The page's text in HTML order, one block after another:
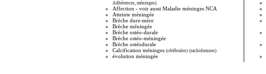
Adhérences, méninges)
Affection - voir aussi Maladie méninges NCA
Atteinte méningée
Brèche dure-mère
Brèche méningée
Brèche ostéo-durale
Brèche ostéo-méningée
Brèche ostéodurale
Calcification méninges (cérébrales) (rachidiennes)
évolution méningée